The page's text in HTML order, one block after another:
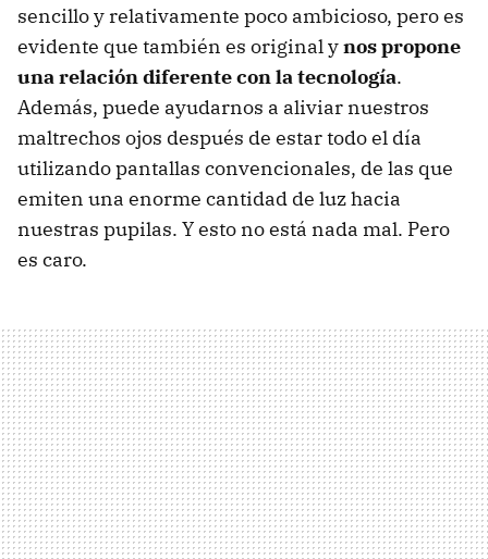
sencillo y relativamente poco ambicioso, pero es
evidente que también es original ynos propone
una relación diferente con la tecnología.
Además, puede ayudarnos a aliviar nuestros
maltrechos ojos después de estar todo el día
utilizando pantallas convencionales, de las que
emiten una enorme cantidad de luz hacia
nuestras pupilas. Y esto no está nada mal. Pero
es caro.